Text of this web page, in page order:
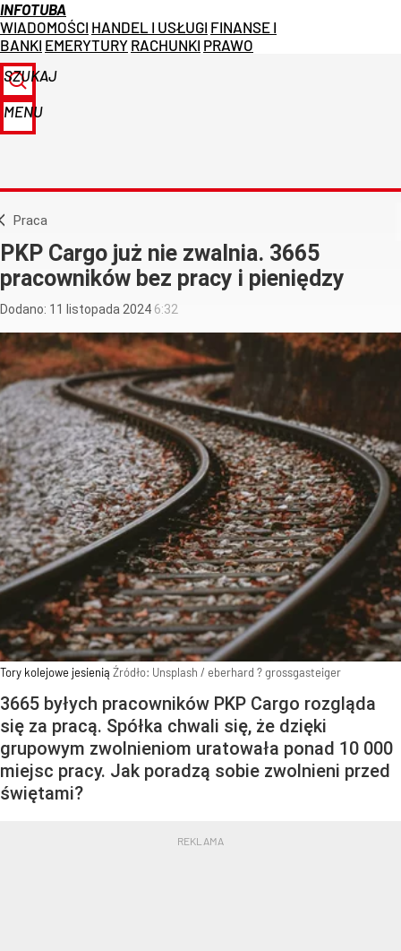
INFOTUBA
WIADOMOŚCI HANDEL I USŁUGI FINANSE I
BANKI EMERYTURY RACHUNKI PRAWO
SZUKAJ
MENU
Praca
PKP Cargo już nie zwalnia. 3665
pracowników bez pracy i pieniędzy
Dodano: 11 listopada 2024 6:32
Tory kolejowe jesienią Źródło: Unsplash / eberhard ? grossgasteiger
3665 byłych pracowników PKP Cargo rozgląda
się za pracą. Spółka chwali się, że dzięki
grupowym zwolnieniom uratowała ponad 10 000
miejsc pracy. Jak poradzą sobie zwolnieni przed
świętami?